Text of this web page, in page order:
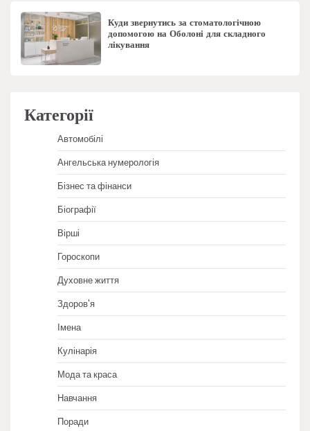
Куди звернутись за стоматологічною
допомогою на Оболоні для складного
лікування
Категорії
Автомобілі
Ангельська нумерологія
Бізнес та фінанси
Біографії
Вірші
Гороскопи
Духовне життя
Здоров'я
Імена
Кулінарія
Мода та краса
Навчання
Поради